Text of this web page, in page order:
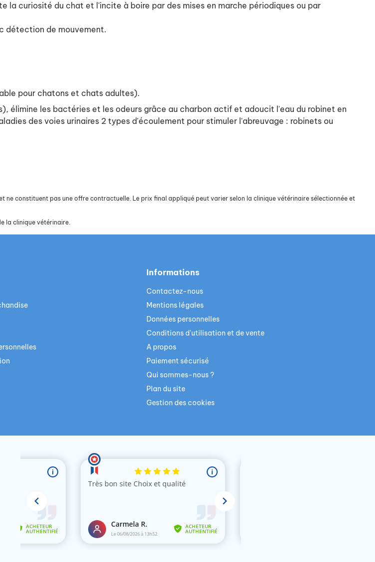
curiosité du chat et l'incite à boire par des mises en marche périodiques ou par
détection de mouvement.
pour chatons et chats adultes).
élimine les bactéries et les odeurs grâce au charbon actif et adoucit l'eau du robinet en
des voies urinaires 2 types d'écoulement pour stimuler l'abreuvage : robinets ou
constituent pas une offre contractuelle. Le prix final appliqué peut varier selon la clinique vétérinaire sélectionnée et
la clinique vétérinaire.
Informations
Contactez-nous
Mentions légales
Données personnelles
Conditions d'utilisation et de vente
A propos
Paiement sécurisé
Qui sommes-nous ?
Plan du site
Gestion des cookies